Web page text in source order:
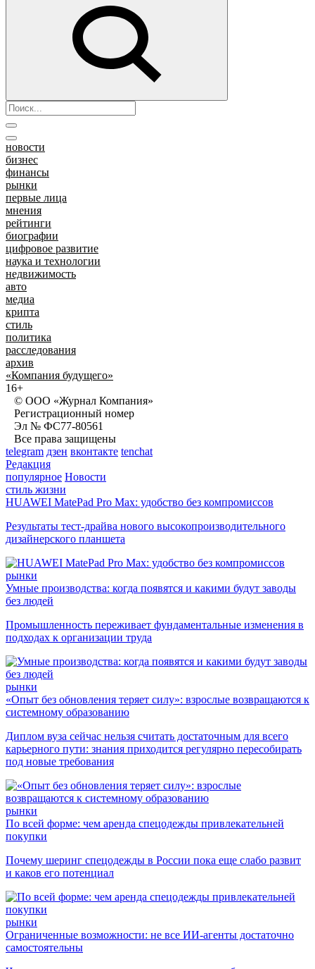
новости
бизнес
финансы
рынки
первые лица
мнения
рейтинги
биографии
цифровое развитие
наука и технологии
недвижимость
авто
медиа
крипта
стиль
политика
расследования
архив
«Компания будущего»
16+
© ООО «Журнал Компания»
Регистрационный номер
Эл № ФС77-80561
Все права защищены
telegram дзен вконтакте tenchat
Редакция
популярное Новости
стиль жизни
HUAWEI MatePad Pro Max: удобство без компромиссов
Результаты тест-драйва нового высокопроизводительного
дизайнерского планшета
рынки
Умные производства: когда появятся и какими будут заводы
без людей
Промышленность переживает фундаментальные изменения в
подходах к организации труда
рынки
«Опыт без обновления теряет силу»: взрослые возвращаются к
системному образованию
Диплом вуза сейчас нельзя считать достаточным для всего
карьерного пути: знания приходится регулярно пересобирать
под новые требования
рынки
По всей форме: чем аренда спецодежды привлекательней
покупки
Почему шеринг спецодежды в России пока еще слабо развит
и каков его потенциал
рынки
Ограниченные возможности: не все ИИ-агенты достаточно
самостоятельны